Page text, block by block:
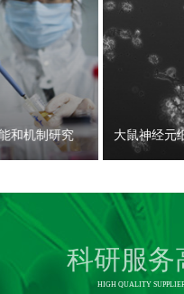
和机制研究 大鼠神经元
科研服务
HIGH QUALITY